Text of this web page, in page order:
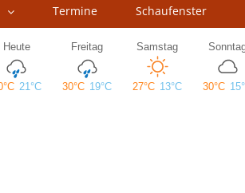
Termine Schaufenster